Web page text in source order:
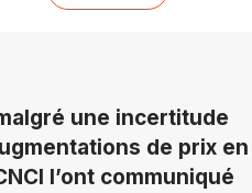
une incertitude
de prix en
l’ont communiqué